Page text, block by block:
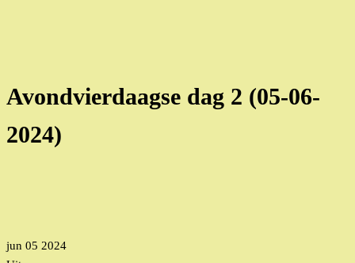
Avondvierdaagse dag 2 (05-06-
2024)
jun 05 2024